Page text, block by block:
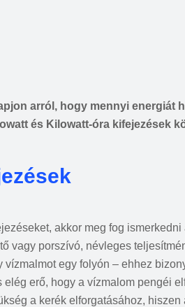
arról, hogy mennyi
és Kilowatt-óra kifejezések
akkor meg fog
vagy porszívó, névleges
egy folyón – ehhez
erő, hogy a vízmalom pengéi
a kerék elforgatásához,